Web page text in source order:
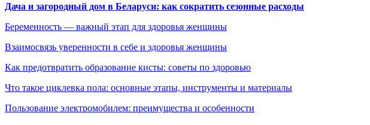
Дача и загородный дом в Беларуси: как сократить сезонные расходы
Беременность — важный этап для здоровья женщины
Взаимосвязь уверенности в себе и здоровья женщины
Как предотвратить образование кисты: советы по здоровью
Что такое циклевка пола: основные этапы, инструменты и материалы
Пользование электромобилем: преимущества и особенности